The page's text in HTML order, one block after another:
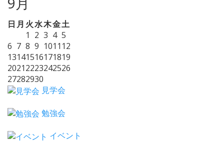
日 月 火水木金土
1 2 3 4 5
6 7 8 9 1011 12
13141516171819
20212223242526
27282930
見学会
勉強会
イベント